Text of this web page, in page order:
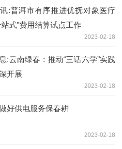
:普洱市有序推进优抚对象医疗
站式”费用结算试点工作
2023-02-18
:云南绿春：推动“三话六学”实践
开展
2023-02-18
好供电服务保春耕
2023-02-18